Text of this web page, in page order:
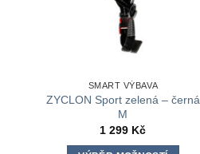
SMART VÝBAVA
ZYCLON Sport zelená – černá
M
1 299 Kč